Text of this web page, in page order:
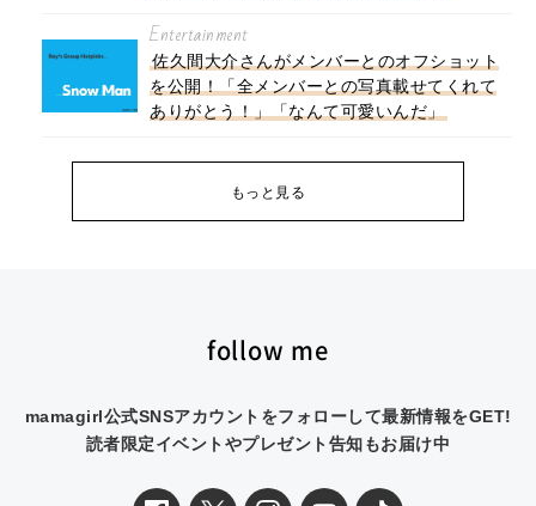
Entertainment
佐久間大介さんがメンバーとのオフショット
を公開！「全メンバーとの写真載せてくれて
ありがとう！」「なんて可愛いんだ」
もっと見る
follow me
mamagirl公式SNSアカウントをフォローして最新情報をGET!
読者限定イベントやプレゼント告知もお届け中